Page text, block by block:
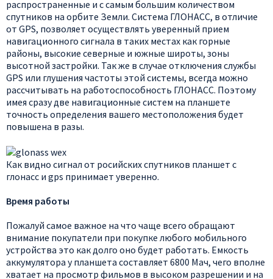
распространенные и с самым большим количеством
спутников на орбите Земли. Система ГЛОНАСС, в отличие
от GPS, позволяет осуществлять уверенный прием
навигационного сигнала в таких местах как горные
районы, высокие северные и южные широты, зоны
высотной застройки. Так же в случае отключения службы
GPS или глушения частоты этой системы, всегда можно
рассчитывать на работоспособность ГЛОНАСС. Поэтому
имея сразу две навигационные систем на планшете
точность определения вашего местоположения будет
повышена в разы.
Как видно сигнал от росийских спутников планшет с
глонасс и gps принимает уверенно.
Время работы
Пожалуй самое важное на что чаще всего обращают
внимание покупатели при покупке любого мобильного
устройства это как долго оно будет работать. Емкость
аккумулятора у планшета составляет 6800 Мач, чего вполне
хватает на просмотр фильмов в высоком разрешении и на